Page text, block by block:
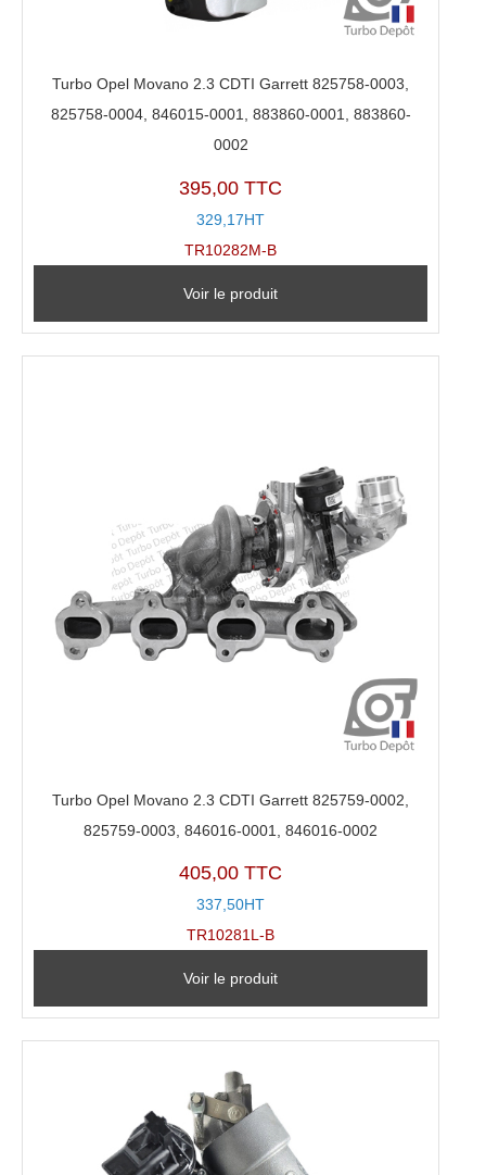
Turbo Opel Movano 2.3 CDTI Garrett 825758-0003,
825758-0004, 846015-0001, 883860-0001, 883860-
0002
395,00 TTC
329,17HT
TR10282M-B
Voir le produit
Turbo Opel Movano 2.3 CDTI Garrett 825759-0002,
825759-0003, 846016-0001, 846016-0002
405,00 TTC
337,50HT
TR10281L-B
Voir le produit